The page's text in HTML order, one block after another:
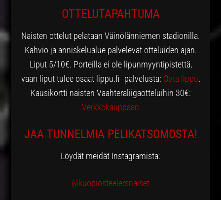
OTTELUTAPAHTUMA
Naisten ottelut pelataan Väinölänniemen stadionilla.
Kahvio ja anniskelualue palvelevat otteluiden ajan.
Liput 5/10€. Porteilla ei ole lipunmyyntipistettä,
vaan liput tulee osaat lippu.fi -palvelusta: Osta lippu.
Kausikortti naisten Vaahteraliigaotteluihin 30€:
Verkkokauppaan
JAA TUNNELMIA PELIKATSOMOSTA!
Löydät meidät Instagramista:
@kuopiosteelersnaiset